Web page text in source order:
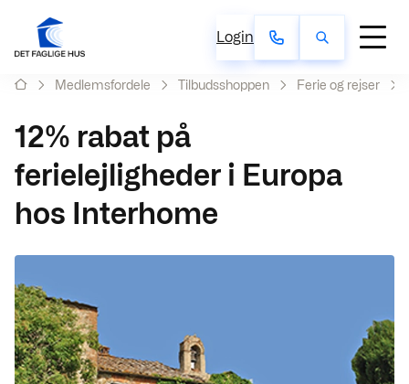
Login
Medlemsfordele Tilbudsshoppen Ferie og rejser
12% rabat på
ferielejligheder i Europa
hos Interhome